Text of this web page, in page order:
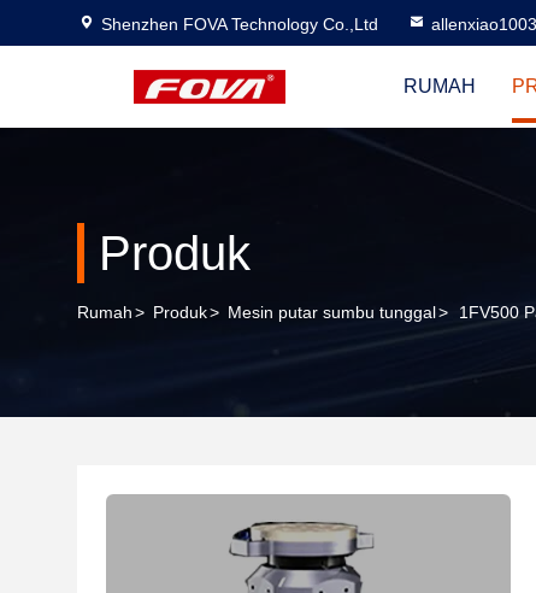
Shenzhen FOVA Technology Co.,Ltd
RUMAH
Produk
Rumah> Produk> Mesin putar sumbu tunggal> 1FV500